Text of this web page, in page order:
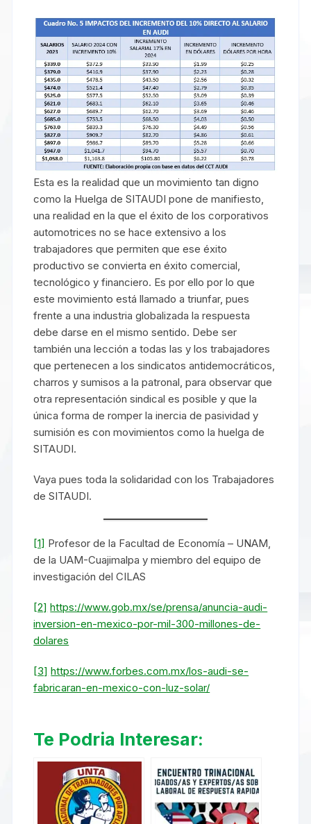
Esta es la realidad que un movimiento tan digno
como la Huelga de SITAUDI pone de manifiesto,
una realidad en la que el éxito de los corporativos
automotrices no se hace extensivo a los
trabajadores que permiten que ese éxito
productivo se convierta en éxito comercial,
tecnológico y financiero. Es por ello por lo que
este movimiento está llamado a triunfar, pues
frente a una industria globalizada la respuesta
debe darse en el mismo sentido. Debe ser
también una lección a todas las y los trabajadores
que pertenecen a los sindicatos antidemocráticos,
charros y sumisos a la patronal, para observar que
otra representación sindical es posible y que la
única forma de romper la inercia de pasividad y
sumisión es con movimientos como la huelga de
SITAUDI.
Vaya pues toda la solidaridad con los Trabajadores
de SITAUDI.
[1] Profesor de la Facultad de Economía – UNAM,
de la UAM-Cuajimalpa y miembro del equipo de
investigación del CILAS
[2] https://www.gob.mx/se/prensa/anuncia-audi-
inversion-en-mexico-por-mil-300-millones-de-
dolares
[3] https://www.forbes.com.mx/los-audi-se-
fabricaran-en-mexico-con-luz-solar/
Te Podria Interesar: